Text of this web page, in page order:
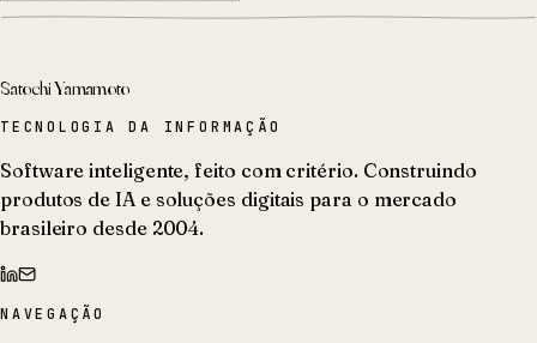
Satochi Yamamoto
TECNOLOGIA DA INFORMAÇÃO
Software inteligente, feito com critério. Construindo
produtos de IA e soluções digitais para o mercado
brasileiro desde 2004.
NAVEGAÇÃO